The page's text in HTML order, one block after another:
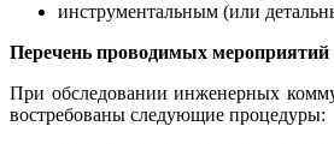
инструментальным (или
Перечень проводимых мероприятий
При обследовании инженерных
востребованы следующие процедуры: